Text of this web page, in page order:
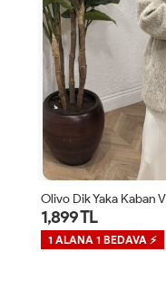
Olivo Dik Yaka Kaban
1,899 TL
1 ALANA 1 BEDAVA ⚡